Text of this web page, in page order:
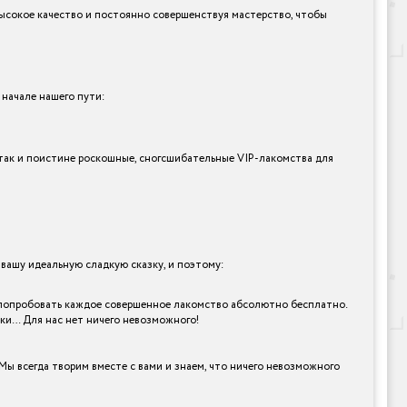
качество и постоянно совершенствуя мастерство, чтобы
нашего пути:
и поистине роскошные, сногсшибательные VIP-лакомства для
идеальную сладкую сказку, и поэтому:
каждое совершенное лакомство абсолютно бесплатно.
Для нас нет ничего невозможного!
всегда творим вместе с вами и знаем, что ничего невозможного